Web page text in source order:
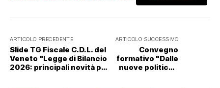
ARTICOLO PRECEDENTE
Slide TG Fiscale C.D.L. del
Veneto "Legge di Bilancio
2026: principali novità per
ARTICOLO SUCCESSIVO
Convegno
formativo "Dal­le
nuove politiche